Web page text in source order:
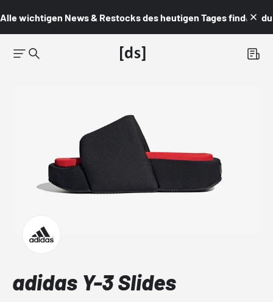
Alle wichtigen News & Restocks des heutigen Tages findest du
adidas Y-3 Slides